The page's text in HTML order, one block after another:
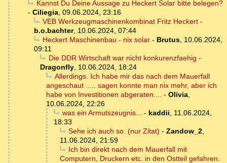
Kannst Du Deine Aussage zu Heckert Solar bitte belegen?
- Ciliegia, 09.06.2024, 23:16
VEB Werkzeugmaschinenkombinat Fritz Heckert-
b.o.bachter, 10.06.2024, 07:44
Heckert Maschinenbau - nix solar- Brutus, 10.06.2024,
09:11
Die DDR Wirtschaft war nicht konkurenzfaehig -
Dragonfly, 10.06.2024, 18:24
Allerdings. Ich habe mir das nach dem Mauerfall
angeschaut ..... sagen konnte man nix mehr, aber ich
habe von Investitionen abgeraten.... - Olivia,
10.06.2024, 22:26
was ein Armutszeugnis... - kaddii, 11.06.2024,
18:33
Sehe ich auch so. (nur Zitat) - Zandow_2,
11.06.2024, 21:59
Ich bin direkt nach dem Mauerfall mit
Computern, Druckern etc. in den Ostteil gefahren.